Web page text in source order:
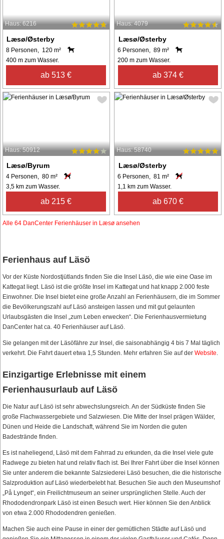
Haus: 6216
Læsø/Østerby
8 Personen, 120 m²
400 m zum Wasser.
ab 513 €
Haus: 4079
Læsø/Østerby
6 Personen, 89 m²
200 m zum Wasser.
ab 374 €
Haus: 50912
Læsø/Byrum
4 Personen, 80 m²
3,5 km zum Wasser.
ab 215 €
Haus: 58740
Læsø/Østerby
6 Personen, 81 m²
1,1 km zum Wasser.
ab 670 €
Alle 64 DanCenter Ferienhäuser in Læsø ansehen
Ferienhaus auf Läsö
Vor der Küste Nordostjütlands finden Sie die Insel Läsö, die wie eine Oase im
Kattegat liegt. Läsö ist die größte Insel im Kattegat und hat knapp 2.000 feste
Einwohner. Die Insel bietet eine große Anzahl an Ferienhäusern, die im Sommer
die Bevölkerungszahl auf Läsö ansteigen lassen und mit gut gelaunten
Urlaubsgästen die Insel „zum Leben erwecken“. Die Ferienhausvermietung
DanCenter hat ca. 40 Ferienhäuser auf Läsö.
Sie gelangen mit der Läsöfähre zur Insel, die saisonabhängig 4 bis 7 Mal täglich
verkehrt. Die Fahrt dauert etwa 1,5 Stunden. Mehr erfahren Sie auf der Website.
Einzigartige Erlebnisse mit einem
Ferienhausurlaub auf Läsö
Die Natur auf Läsö ist sehr abwechslungsreich. An der Südküste finden Sie
große Flachwassergebiete und Salzwiesen. Die Mitte der Insel prägen Wälder,
Dünen und Heide die Landschaft, während Sie im Norden die guten
Badestrände finden.
Es ist naheliegend, Läsö mit dem Fahrrad zu erkunden, da die Insel viele gute
Radwege zu bieten hat und relativ flach ist. Bei Ihrer Fahrt über die Insel können
Sie unter anderem die bekannte Salzsiederei Läsö besuchen, die die historische
Salzproduktion auf Läsö wiederbelebt hat. Besuchen Sie auch den Museumshof
„På Lynget“, ein Freilichtmuseum an seiner ursprünglichen Stelle. Auch der
Rhododendronpark Läsö ist einen Besuch wert. Hier können Sie den Anblick
von etwa 2.000 Rhododendren genießen.
Machen Sie auch eine Pause in einer der gemütlichen Städte auf Läsö und